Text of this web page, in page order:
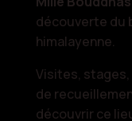
découverte du
himalayenne.
Visites,
de
découvrir ce